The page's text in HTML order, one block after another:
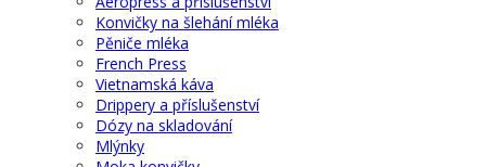
Konvičky na šlehání mléka
Pěniče mléka
French Press
Vietnamská káva
Drippery a příslušenství
Dózy na skladování
Mlýnky